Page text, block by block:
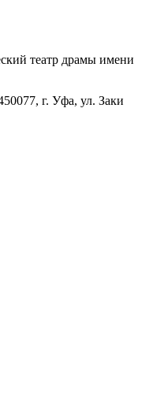
театр драмы имени
г. Уфа, ул. Заки